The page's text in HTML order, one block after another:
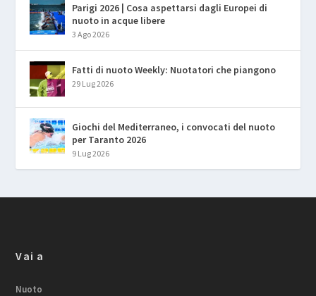
Parigi 2026 | Cosa aspettarsi dagli Europei di
nuoto in acque libere
3 Ago 2026
Fatti di nuoto Weekly: Nuotatori che piangono
29 Lug 2026
Giochi del Mediterraneo, i convocati del nuoto
per Taranto 2026
9 Lug 2026
Vai a
Nuoto